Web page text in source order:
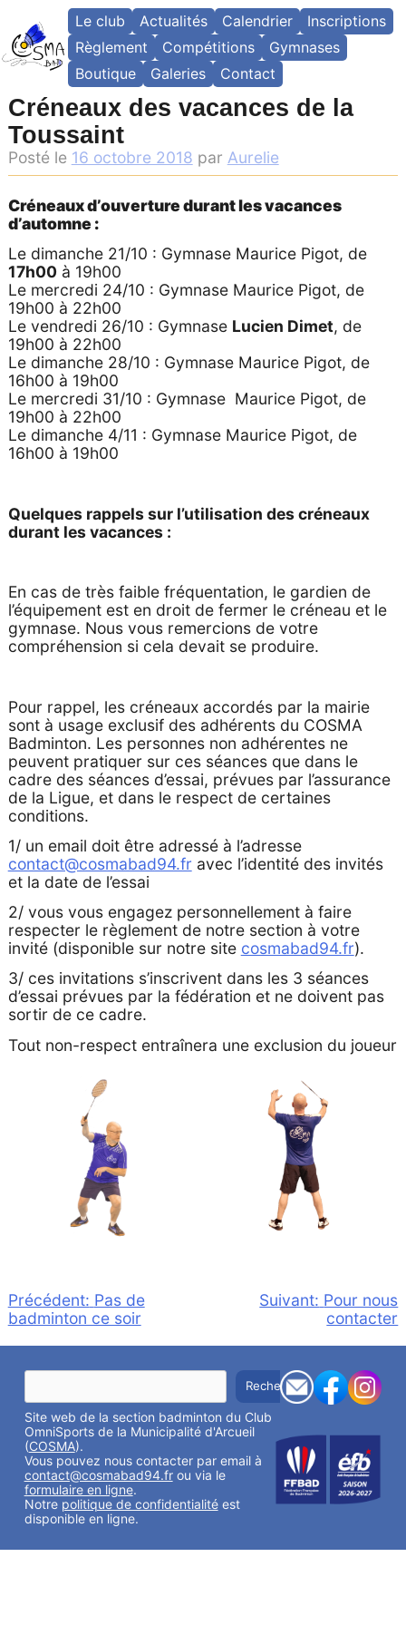
content
Le club Actualités Calendrier
Inscriptions
Règlement
Compétitions
Gymnases
Boutique
Galeries Contact
Créneaux des vacances de la
Toussaint
Posté le 16 octobre 2018 par Aurelie
Créneaux d’ouverture durant les vacances
d’automne :
Le dimanche 21/10 : Gymnase Maurice Pigot, de
17h00 à 19h00
Le mercredi 24/10 : Gymnase Maurice Pigot, de
19h00 à 22h00
Le vendredi 26/10 : Gymnase Lucien Dimet, de
19h00 à 22h00
Le dimanche 28/10 : Gymnase Maurice Pigot, de
16h00 à 19h00
Le mercredi 31/10 : Gymnase Maurice Pigot, de
19h00 à 22h00
Le dimanche 4/11 : Gymnase Maurice Pigot, de
16h00 à 19h00
Quelques rappels sur l’utilisation des créneaux
durant les vacances :
En cas de très faible fréquentation, le gardien de
l’équipement est en droit de fermer le créneau et le
gymnase. Nous vous remercions de votre
compréhension si cela devait se produire.
Pour rappel, les créneaux accordés par la mairie
sont à usage exclusif des adhérents du COSMA
Badminton. Les personnes non adhérentes ne
peuvent pratiquer sur ces séances que dans le
cadre des séances d’essai, prévues par l’assurance
de la Ligue, et dans le respect de certaines
conditions.
1/ un email doit être adressé à l’adresse
contact@cosmabad94.fr avec l’identité des invités
et la date de l’essai
2/ vous vous engagez personnellement à faire
respecter le règlement de notre section à votre
invité (disponible sur notre site cosmabad94.fr).
3/ ces invitations s’inscrivent dans les 3 séances
d’essai prévues par la fédération et ne doivent pas
sortir de ce cadre.
Tout non-respect entraînera une exclusion du joueur
Navigation
de
Précédent: Pas de
badminton ce soir
Suivant: Pour nous
contacter
R
c
h
e
r
c
h
e
r
Rechercher
Site web de la section badminton du Club
OmniSports de la Municipalité d'Arcueil
(COSMA).
Vous pouvez nous contacter par email à
contact@cosmabad94.frou via le
formulaire en ligne.
Notre politique de confidentialitéest
disponible en ligne.